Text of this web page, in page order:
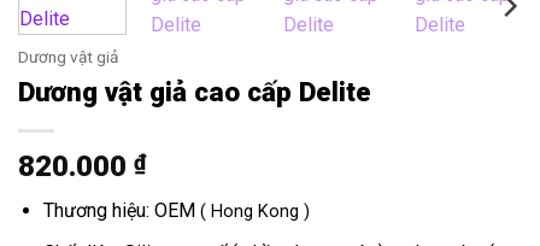
Dương vật giả
Dương vật giả cao cấp Delite
820.000 ₫
Thương hiệu: OEM ( Hong Kong )